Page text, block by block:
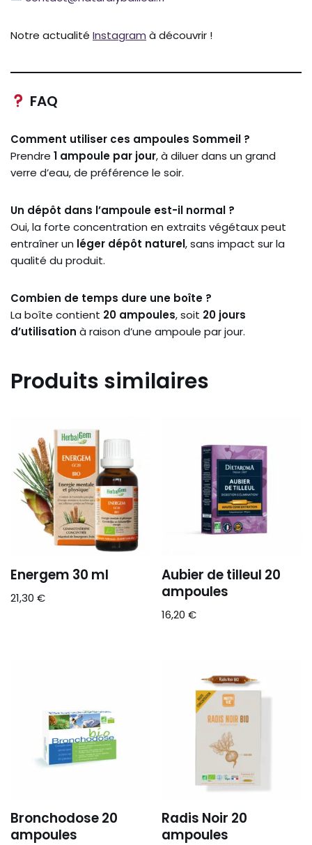
Notre actualité Instagram à découvrir !
FAQ
Comment utiliser ces ampoules Sommeil ?
Prendre 1 ampoule par jour, à diluer dans un grand
verre d’eau, de préférence le soir.
Un dépôt dans l’ampoule est-il normal ?
Oui, la forte concentration en extraits végétaux peut
entraîner un léger dépôt naturel, sans impact sur la
qualité du produit.
Combien de temps dure une boîte ?
La boîte contient 20 ampoules, soit 20 jours
d’utilisation à raison d’une ampoule par jour.
Produits similaires
Energem 30 ml
21,30 €
Aubier de tilleul 20
ampoules
16,20€
Bronchodose 20
ampoules
Radis Noir 20
ampoules